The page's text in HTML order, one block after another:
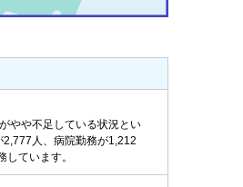
やや不足している状況とい
人、病院勤務が1,212
ています。